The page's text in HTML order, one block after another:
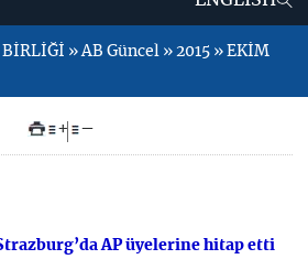
BİRLİĞİ » AB Güncel » 2015 » EKİM
+ –
AP üyelerine hitap etti